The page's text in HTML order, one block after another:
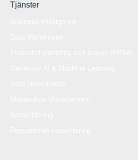
Tjänster